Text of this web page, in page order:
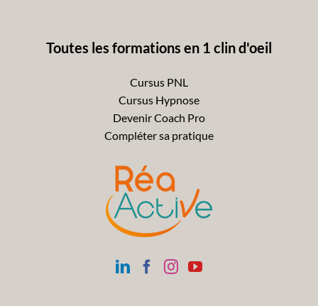
Toutes les formations en 1 clin d'oeil
Cursus PNL
Cursus Hypnose
Devenir Coach Pro
Compléter sa pratique